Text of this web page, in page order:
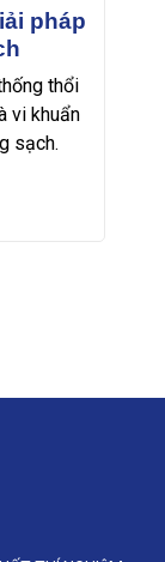
pháp
thổi
vi khuẩn
sạch.